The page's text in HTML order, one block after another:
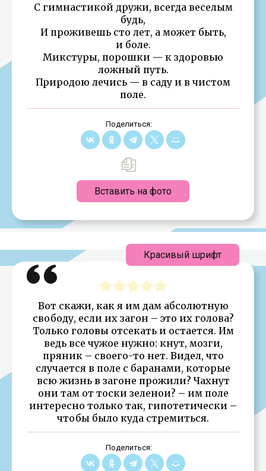
С гимнастикой дружи, всегда веселым
будь,
И проживешь сто лет, а может быть,
и боле.
Микстуры, порошки — к здоровью
ложный путь.
Природою лечись — в саду и в чистом
поле.
Поделиться:
Вставить на фото
Вот скажи, как я им дам абсолютную
свободу, если их загон – это их голова?
Только головы отсекать и остается. Им
ведь все чужое нужно: кнут, мозги,
пряник – своего-то нет. Видел, что
случается в поле с баранами, которые
всю жизнь в загоне прожили? Чахнут
они там от тоски зеленои? – им поле
интересно только так, гипотетически –
чтобы было куда стремиться.
Поделиться:
Красивый шрифт